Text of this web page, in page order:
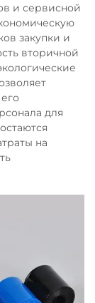
и сервисной
закупки и
вторичной
для
на